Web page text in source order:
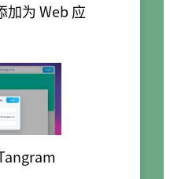
为 Web 应